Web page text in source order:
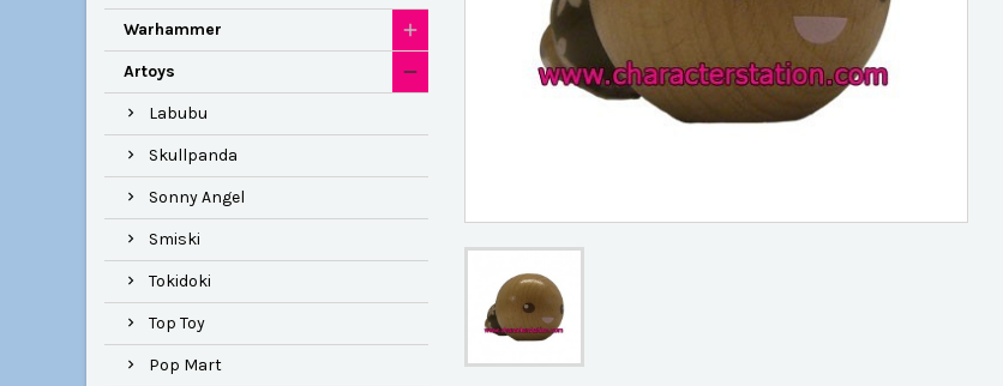
Warhammer
Artoys
Labubu
Skullpanda
Sonny Angel
Smiski
Tokidoki
Top Toy
Pop Mart